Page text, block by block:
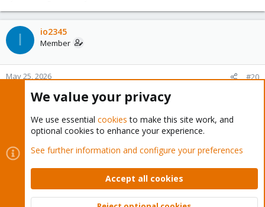
I io2345
Member
May 25, 2026 #20
Kann es sein, dass beim Wiederherstellen des ioBroker-
Containers aus einer Sicherung die vorher gemounteten Pfade
verschwunden sind?
1 of 2 Next Last
You must log in or register to reply here.
BlueskyLinkedInRedditEmailLink
We value your privacy
We use essential cookies to make this site work, and
optional cookies to enhance your experience.
See further information and configure your preferences
Accept all cookies